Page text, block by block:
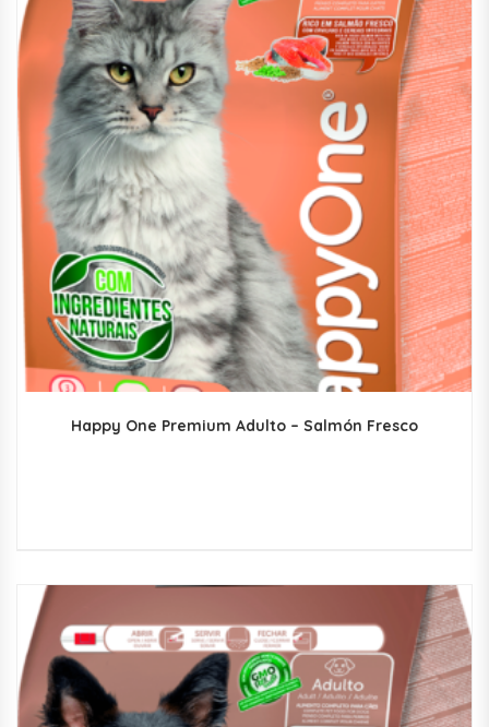
Happy One Premium Adulto – Salmón Fresco